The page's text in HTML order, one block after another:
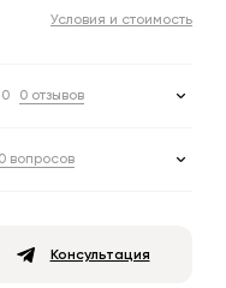
Условия и стоимость
0 отзывов
0 вопросов
Консультация